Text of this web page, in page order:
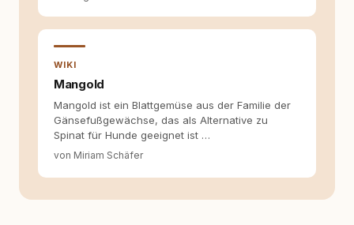
WIKI
Mangold
Mangold ist ein Blattgemüse aus der Familie der
Gänsefußgewächse, das als Alternative zu
Spinat für Hunde geeignet ist …
von Miriam Schäfer